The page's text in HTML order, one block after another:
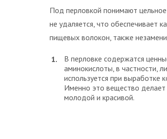
Под перловкой понимают
не удаляется, что обеспечивает
пищевых волокон, также
В перловке содержатся
аминокислоты, в частности,
используется при выработке
Именно это вещество
молодой и красивой.